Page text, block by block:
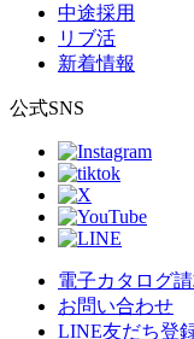
中途採用
リブ活
新着情報
公式SNS
電子カタログ
お問い合わせ
LINE友だち登